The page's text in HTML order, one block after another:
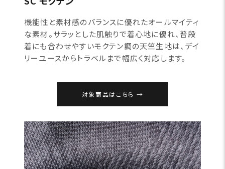
機能性と素材感のバランスに優れたオールマイティ
な素材。サラッとした肌触りで着心地に優れ、普段
着にも合わせやすいモクテン調の天竺生地は、デイ
リーユースからトラベルまで幅広く対応します。
対象商品はこちら